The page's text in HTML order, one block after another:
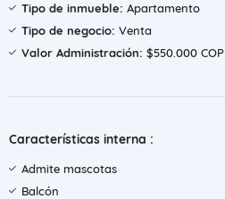
Tipo de inmueble: Apartamento
Tipo de negocio: Venta
Valor Administración: $550.000 COP
Características interna :
Admite mascotas
Balcón